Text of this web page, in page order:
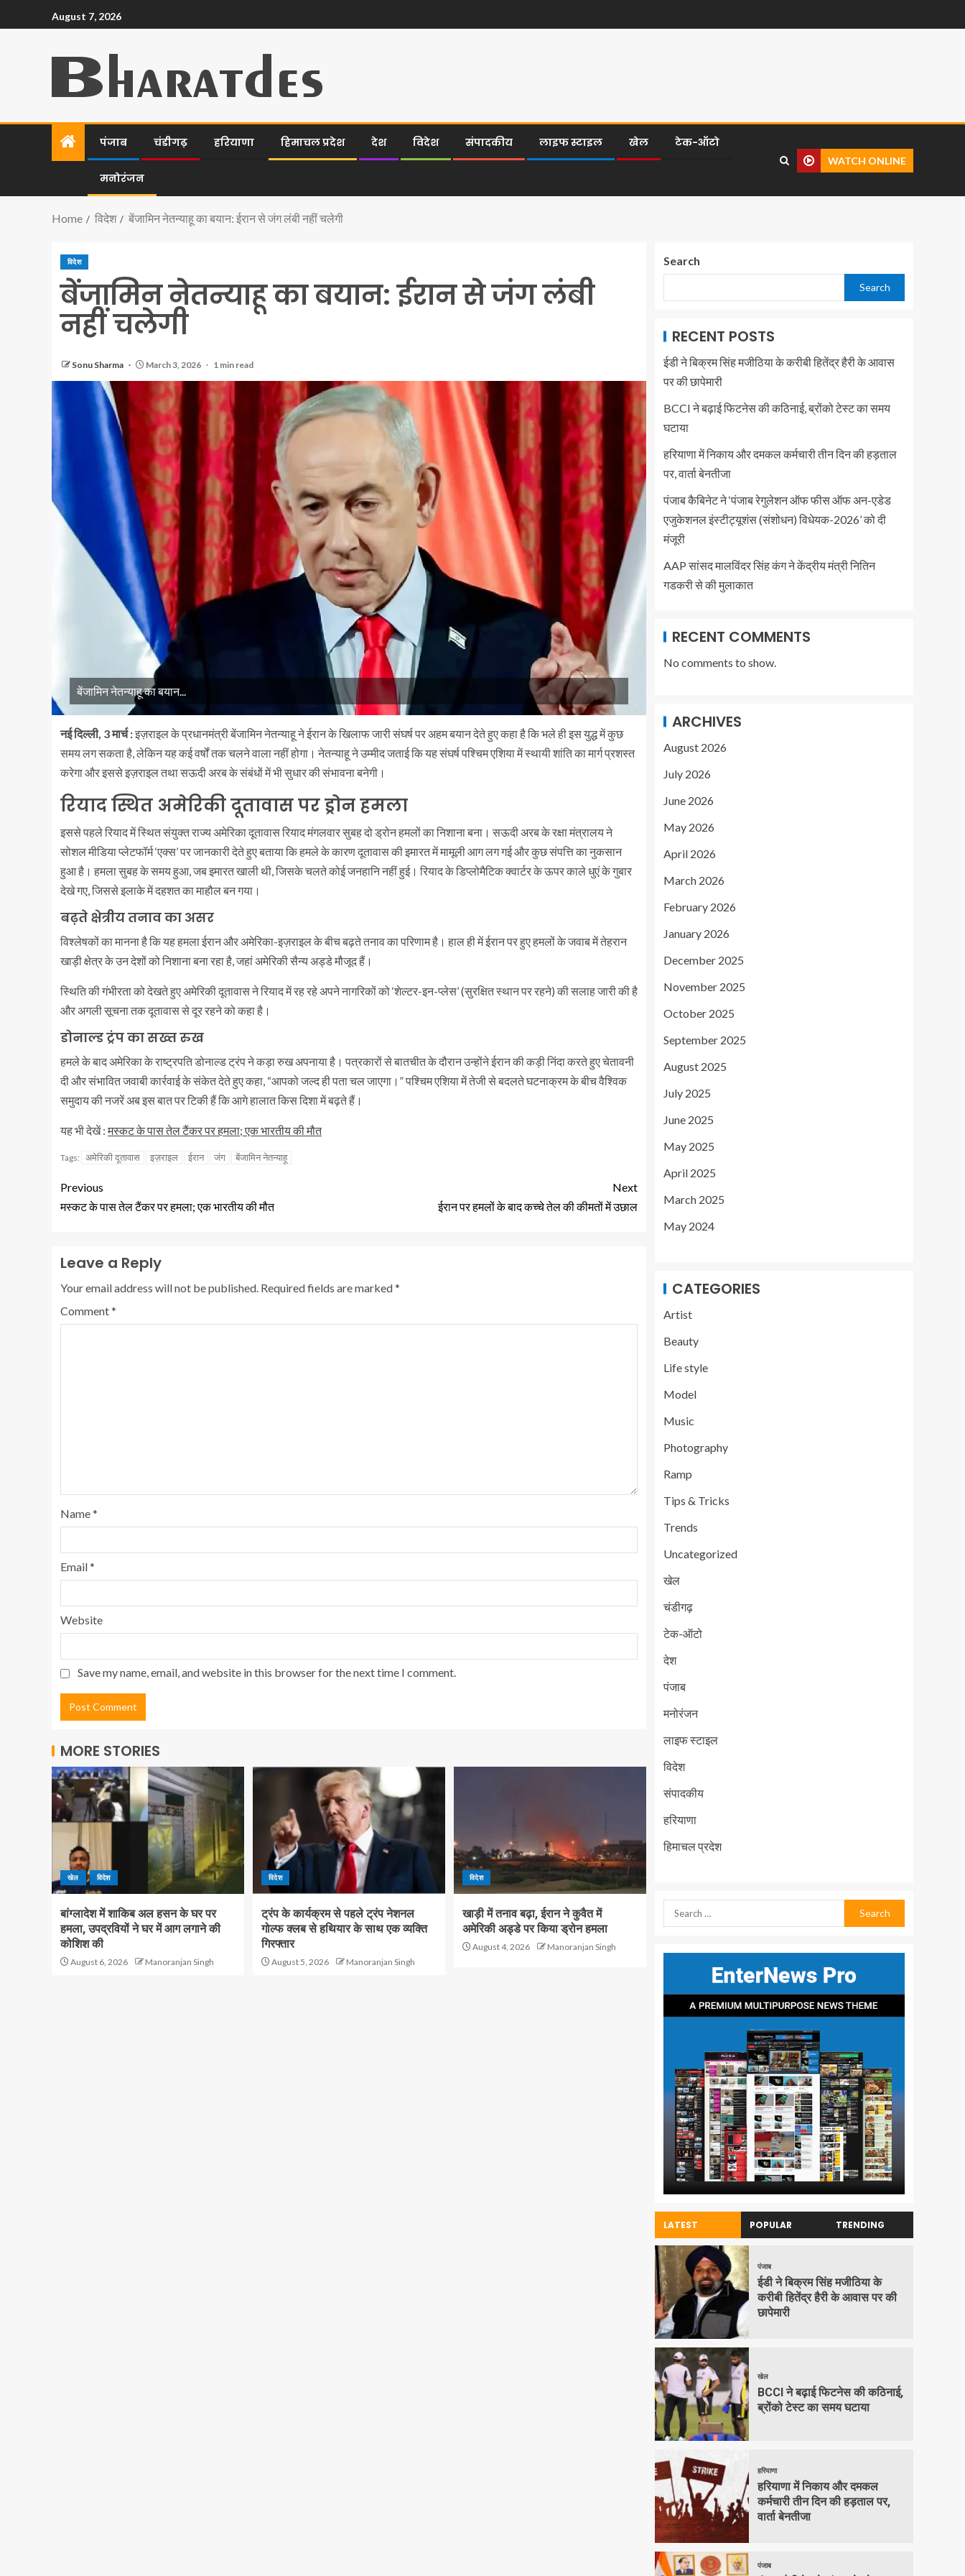
August 7, 2026
पंजाब चंडीगढ़ हरियाणा हिमाचल प्रदेश देश विदेश संपादकीय लाइफ स्टाइल खेल टेक-ऑटो
मनोरंजन
WATCH ONLINE
Home विदेश बेंजामिन नेतन्याहू का बयान: ईरान से जंग लंबी नहीं चलेगी
विदेश
बेंजामिन नेतन्याहू का बयान: ईरान से जंग लंबी
नहीं चलेगी
Sonu Sharma March 3, 2026 1 min read
बेंजामिन नेतन्याहू का बयान...
नई दिल्ली, 3 मार्च :इज़राइल के प्रधानमंत्री बेंजामिन नेतन्याहू ने ईरान के खिलाफ जारी संघर्ष पर अहम बयान देते हुए कहा है कि भले ही इस युद्ध में कुछ
समय लग सकता है, लेकिन यह कई वर्षों तक चलने वाला नहीं होगा। नेतन्याहू ने उम्मीद जताई कि यह संघर्ष पश्चिम एशिया में स्थायी शांति का मार्ग प्रशस्त
करेगा और इससे इज़राइल तथा सऊदी अरब के संबंधों में भी सुधार की संभावना बनेगी।
रियाद स्थित अमेरिकी दूतावास पर ड्रोन हमला
इससे पहले रियाद में स्थित संयुक्त राज्य अमेरिका दूतावास रियाद मंगलवार सुबह दो ड्रोन हमलों का निशाना बना। सऊदी अरब के रक्षा मंत्रालय ने
सोशल मीडिया प्लेटफॉर्म ‘एक्स’ पर जानकारी देते हुए बताया कि हमले के कारण दूतावास की इमारत में मामूली आग लग गई और कुछ संपत्ति का नुकसान
हुआ है। हमला सुबह के समय हुआ, जब इमारत खाली थी, जिसके चलते कोई जनहानि नहीं हुई। रियाद के डिप्लोमैटिक क्वार्टर के ऊपर काले धुएं के गुबार
देखे गए, जिससे इलाके में दहशत का माहौल बन गया।
बढ़ते क्षेत्रीय तनाव का असर
विश्लेषकों का मानना है कि यह हमला ईरान और अमेरिका-इज़राइल के बीच बढ़ते तनाव का परिणाम है। हाल ही में ईरान पर हुए हमलों के जवाब में तेहरान
खाड़ी क्षेत्र के उन देशों को निशाना बना रहा है, जहां अमेरिकी सैन्य अड्डे मौजूद हैं।
स्थिति की गंभीरता को देखते हुए अमेरिकी दूतावास ने रियाद में रह रहे अपने नागरिकों को ‘शेल्टर-इन-प्लेस’ (सुरक्षित स्थान पर रहने) की सलाह जारी की है
और अगली सूचना तक दूतावास से दूर रहने को कहा है।
डोनाल्ड ट्रंप का सख्त रुख
हमले के बाद अमेरिका के राष्ट्रपति डोनाल्ड ट्रंप ने कड़ा रुख अपनाया है। पत्रकारों से बातचीत के दौरान उन्होंने ईरान की कड़ी निंदा करते हुए चेतावनी
दी और संभावित जवाबी कार्रवाई के संकेत देते हुए कहा, “आपको जल्द ही पता चल जाएगा।” पश्चिम एशिया में तेजी से बदलते घटनाक्रम के बीच वैश्विक
समुदाय की नजरें अब इस बात पर टिकी हैं कि आगे हालात किस दिशा में बढ़ते हैं।
यह भी देखें :मस्कट के पास तेल टैंकर पर हमला; एक भारतीय की मौत
Tags: अमेरिकी दूतावास इज़राइल ईरान जंग बेंजामिन नेतन्याहू
Previous
मस्कट के पास तेल टैंकर पर हमला; एक भारतीय की मौत
Next
ईरान पर हमलों के बाद कच्चे तेल की कीमतों में उछाल
Leave a Reply
Your email address will not be published. Required fields are marked*
Comment*
Name*
Email*
Website
Save my name, email, and website in this browser for the next time I comment.
MORE STORIES
खेल विदेश
बांग्लादेश में शाकिब अल हसन के घर पर
हमला, उपद्रवियों ने घर में आग लगाने की
कोशिश की
August 6, 2026 Manoranjan Singh
विदेश
ट्रंप के कार्यक्रम से पहले ट्रंप नेशनल
गोल्फ क्लब से हथियार के साथ एक व्यक्ति
गिरफ्तार
August 5, 2026 Manoranjan Singh
विदेश
खाड़ी में तनाव बढ़ा, ईरान ने कुवैत में
अमेरिकी अड्डे पर किया ड्रोन हमला
August 4, 2026 Manoranjan Singh
Search
Search
RECENT POSTS
ईडी ने बिक्रम सिंह मजीठिया के करीबी हितेंद्र हैरी के आवास
पर की छापेमारी
BCCI ने बढ़ाई फिटनेस की कठिनाई, ब्रोंको टेस्ट का समय
घटाया
हरियाणा में निकाय और दमकल कर्मचारी तीन दिन की हड़ताल
पर, वार्ता बेनतीजा
पंजाब कैबिनेट ने ‘पंजाब रेगुलेशन ऑफ फीस ऑफ अन-एडेड
एजुकेशनल इंस्टीट्यूशंस (संशोधन) विधेयक-2026’ को दी
मंजूरी
AAP सांसद मालविंदर सिंह कंग ने केंद्रीय मंत्री नितिन
गडकरी से की मुलाकात
RECENT COMMENTS
No comments to show.
ARCHIVES
August 2026
July 2026
June 2026
May 2026
April 2026
March 2026
February 2026
January 2026
December 2025
November 2025
October 2025
September 2025
August 2025
July 2025
June 2025
May 2025
April 2025
March 2025
May 2024
CATEGORIES
Artist
Beauty
Life style
Model
Music
Photography
Ramp
Tips & Tricks
Trends
Uncategorized
खेल
चंडीगढ़
टेक-ऑटो
देश
पंजाब
मनोरंजन
लाइफ स्टाइल
विदेश
संपादकीय
हरियाणा
हिमाचल प्रदेश
LATEST POPULAR TRENDING
पंजाब
ईडी ने बिक्रम सिंह मजीठिया के
करीबी हितेंद्र हैरी के आवास पर की
छापेमारी
खेल
BCCI ने बढ़ाई फिटनेस की कठिनाई,
ब्रोंको टेस्ट का समय घटाया
हरियाणा
हरियाणा में निकाय और दमकल
कर्मचारी तीन दिन की हड़ताल पर,
वार्ता बेनतीजा
पंजाब